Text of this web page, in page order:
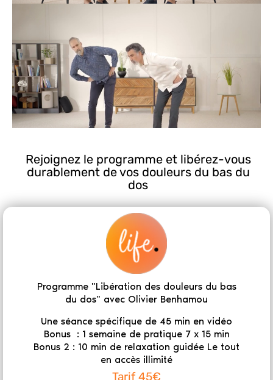
Rejoignez le programme et libérez-vous
durablement de vos douleurs du bas du
dos
Programme "Libération des douleurs du bas
du dos" avec Olivier Benhamou
Une séance spécifique de 45 min en vidéo
Bonus : 1 semaine de pratique 7 x 15 min
Bonus 2 : 10 min de relaxation guidée Le tout
en accès illimité
Tarif 45€